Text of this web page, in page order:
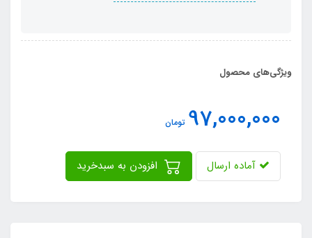
ویژگی‌های محصول
97,000,000 تومان
آماده ارسال